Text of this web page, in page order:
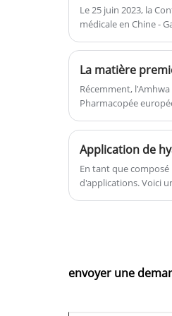
non-
Le 25 juin 2023, la
médicale en Chine -
de Hainan, des
institutions pour
à Haikou. Zhao
en tant qu'invité
Récemment,
Pharmacopée
Application de
En tant que
d'applications. Voici
envoyer une